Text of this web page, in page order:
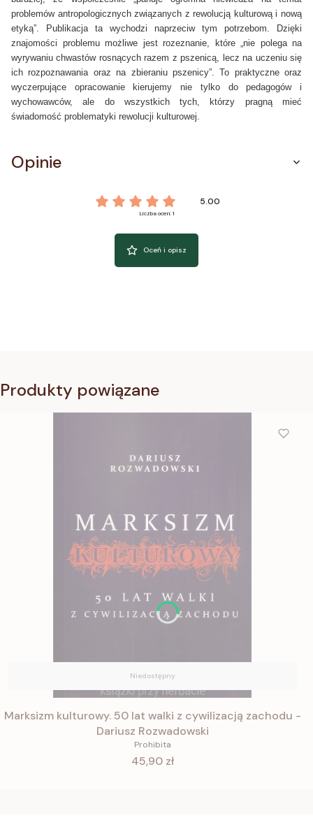
problemów antropologicznych związanych z rewolucją kulturową i nową
etyką”. Publikacja ta wychodzi naprzeciw tym potrzebom. Dzięki
znajomości problemu możliwe jest rozeznanie, które „nie polega na
wyrywaniu chwastów rosnących razem z pszenicą, lecz na uczeniu się
ich rozpoznawania oraz na zbieraniu pszenicy”. To praktyczne oraz
wyczerpujące opracowanie kierujemy nie tylko do pedagogów i
wychowawców, ale do wszystkich tych, którzy pragną mieć
świadomość problematyki rewolucji kulturowej.
Opinie
5.00
Liczba ocen: 1
Oceń i opisz
Produkty powiązane
Niedostępny
Marksizm kulturowy. 50 lat walki z cywilizacją zachodu -
Dariusz Rozwadowski
Prohibita
Cena
45,90 zł